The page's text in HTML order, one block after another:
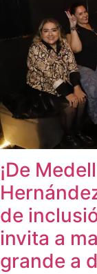
¡De
de
invita a
grande a